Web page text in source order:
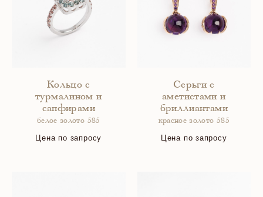
Кольцо с
турмалином и
сапфирами
белое золото 585
Цена по запросу
Серьги с
аметистами и
бриллиантами
красное золото 585
Цена по запросу